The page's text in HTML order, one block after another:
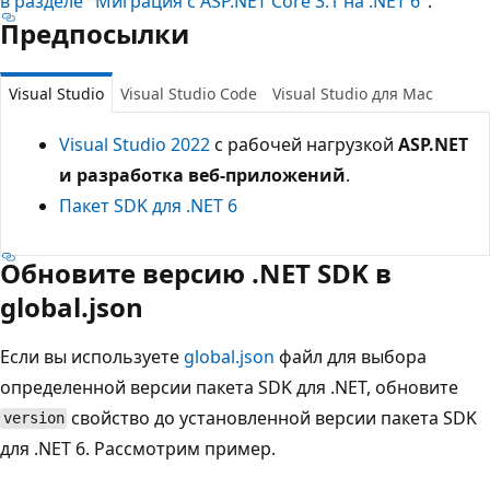
Предпосылки
Visual Studio Visual Studio Code Visual Studio для Mac
Visual Studio 2022с рабочей нагрузкой ASP.NET
и разработка веб-приложений.
Пакет SDK для .NET 6
Обновите версию .NET SDK в
global.json
Если вы используетеglobal.json файл для выбора
определенной версии пакета SDK для .NET, обновите
version свойство до установленной версии пакета SDK
для .NET 6. Рассмотрим пример.